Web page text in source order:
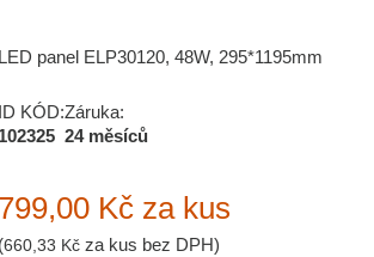
LED panel ELP30120, 48W, 295*1195mm
ID KÓD:
102325
Záruka:
24 měsíců
799,00 Kč za kus
(660,33 Kč za kus bez DPH)